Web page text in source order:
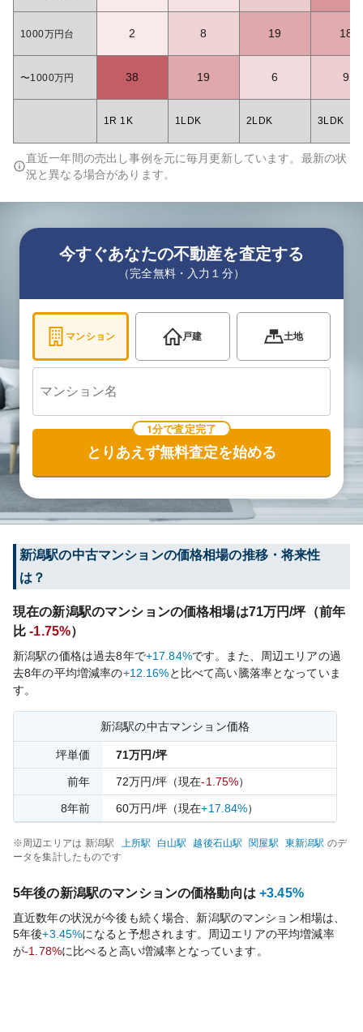
1000万円台 2 8 19 18
〜1000万円 38 19 6 9
1R 1K 1LDK 2LDK 3LDK
直近一年間の売出し事例を元に毎月更新しています。最新の状
況と異なる場合があります。
今すぐあなたの不動産を査定する
（完全無料・入力１分）
マンション 戸建 土地
1分で査定完了
とりあえず無料査定を始める
新潟駅の中古マンションの価格相場の推移・将来性
は？
現在の新潟駅のマンションの価格相場は71万円/坪（前年
比 -1.75%）
新潟駅の価格は過去8年で+17.84%です。
また、周辺エリアの過
去8年の平均増減率の+12.16%と比べて高い騰落率となっていま
す。
新潟駅の中古マンション価格
坪単価 71万円/坪
前年 72万円/坪（現在-1.75%）
8年前 60万円/坪（現在+17.84%）
※周辺エリアは 新潟駅 上所駅 白山駅 越後石山駅 関屋駅 東新潟駅 のデ
ータを集計したものです
5年後の新潟駅のマンションの価格動向は +3.45%
直近数年の状況が今後も続く場合、 新潟駅のマンション相場は、
5年後+3.45%になると予想されます。周辺エリアの平均増減率
が-1.78%に比べると高い増減率となっています。